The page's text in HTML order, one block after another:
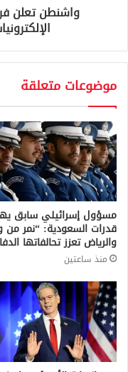
واشنطن تعلن
موضوعات متعلقة
مسؤول إسرائيلي سابق
قدرات السعودية: “نمر من
والرياض تعزز تحالفاتها
منذ ساعتين